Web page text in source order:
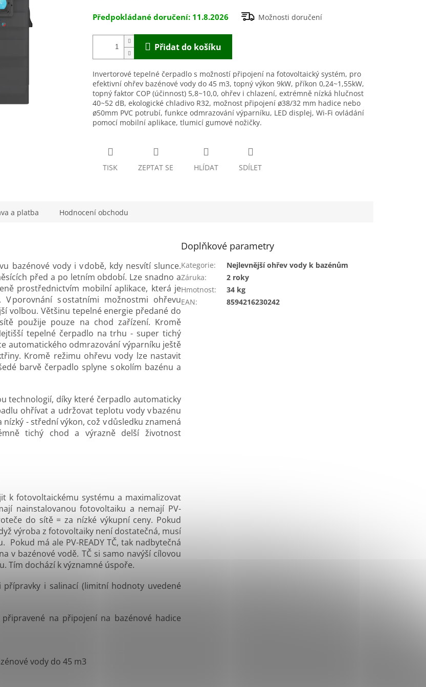
11.8.2026 Možnosti doručení
Přidat do košíku
Invertorové tepelné čerpadlo s možností připojení na fotovoltaický systém, pro
efektivní ohřev bazénové vody do 45 m3, topný výkon 9kW, příkon 0,24~1,55kW,
topný faktor COP (účinnost) 5,8~10,0, ohřev i chlazení, extrémně nízká hlučnost
40~52 dB, ekologické chladivo R32, možnost připojení ø38/32 mm hadice nebo
ø50mm PVC potrubí, funkce odmrazování výparníku, LED displej, Wi-Fi ovládání
pomocí mobilní aplikace, tlumicí gumové nožičky.
TISK ZEPTAT SE HLÍDAT SDÍLET
a platba Hodnocení obchodu
bazénové vody i v době, kdy nesvítí slunce.
před a po letním období. Lze snadno a
prostřednictvím mobilní aplikace, která je
porovnání s ostatními možnostmi ohřevu
volbou. Většinu tepelné energie předané do
použije pouze na chod zařízení. Kromě
tepelné čerpadlo na trhu - super tichý
automatického odmrazování výparníku ještě
Kromě režimu ohřevu vody lze nastavit
barvě čerpadlo splyne s okolím bazénu a
technologií, díky které čerpadlo automaticky
ohřívat a udržovat teplotu vody v bazénu
- střední výkon, což v důsledku znamená
tichý chod a výrazně delší životnost
k fotovoltaickému systému a maximalizovat
nainstalovanou fotovoltaiku a nemají PV-
do sítě = za nízké výkupní ceny. Pokud
výroba z fotovoltaiky není dostatečná, musí
má ale PV-READY TČ, tak nadbytečná
v bazénové vodě. TČ si samo navýší cílovou
Tím dochází k významné úspoře.
i salinací (limitní hodnoty uvedené
na připojení na bazénové hadice
vody do 45 m3
Doplňkové parametry
Kategorie:
Nejlevnější ohřev vody k bazénům
Záruka:
2 roky
Hmotnost:
34 kg
EAN: 8594216230242